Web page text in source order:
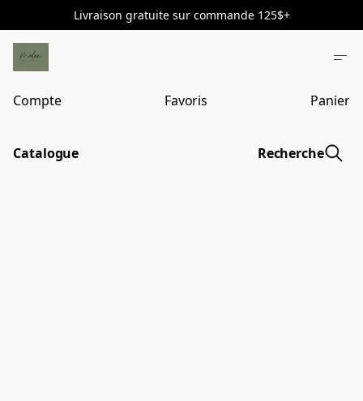
Livraison gratuite sur commande 125$+
Compte Favoris Panier
Catalogue Recherche